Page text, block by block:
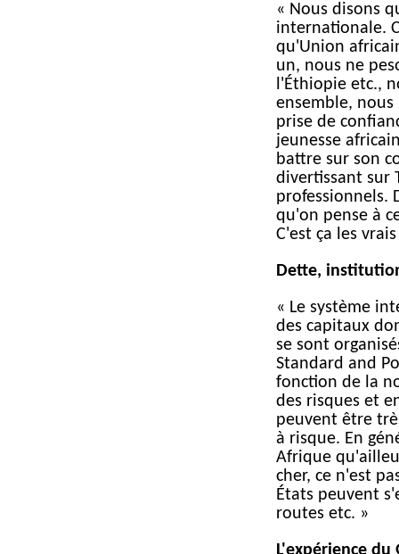
« Nous disons
internationale.
qu'Union
un, nous ne
l'Éthiopie etc.,
ensemble, nous
prise de
jeunesse
battre sur son
divertissant sur
professionnels.
qu'on pense à
C'est ça les
Dette,
« Le système
des capitaux
se sont
Standard and
fonction de la
des risques et
peuvent être
à risque. En
Afrique
cher, ce n'est
États peuvent
routes etc. »
L'expérience du